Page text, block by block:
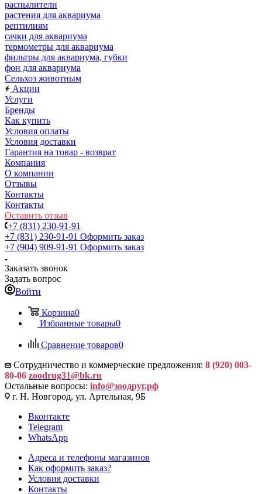
распылители
растения для аквариума
рептилиям
сачки для аквариума
термометры для аквариума
фильтры для аквариума, губки
фон для аквариума
Сельхоз животным
Акции
Услуги
Бренды
Как купить
Условия оплаты
Условия доставки
Гарантия на товар - возврат
Компания
О компании
Отзывы
Контакты
Контакты
Оставить отзыв
+7 (831) 230-91-91
+7 (831) 230-91-91 Оформить заказ
+7 (904) 909-91-91 Оформить заказ
Заказать звонок
Задать вопрос
Войти
Корзина0
Избранные товары0
Сравнение товаров0
Сотрудничество и коммерческие предложения: 8 (920) 003-
80-06 zoodrug31@bk.ru
Остальные вопросы: info@зоодруг.рф
г. Н. Новгород, ул. Артельная, 9Б
Вконтакте
Telegram
WhatsApp
Адреса и телефоны магазинов
Как оформить заказ?
Условия доставки
Контакты